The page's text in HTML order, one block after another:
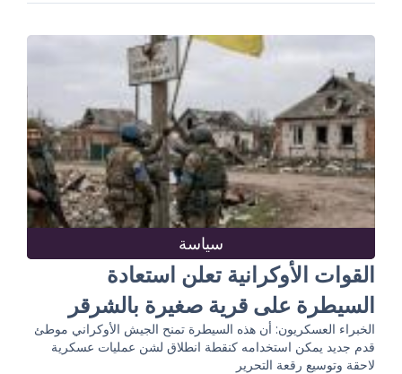
سياسة
القوات الأوكرانية تعلن استعادة
السيطرة على قرية صغيرة بالشرقر
الخبراء العسكريون: أن هذه السيطرة تمنح الجيش الأوكراني موطئ
قدم جديد يمكن استخدامه كنقطة انطلاق لشن عمليات عسكرية
لاحقة وتوسيع رقعة التحرير